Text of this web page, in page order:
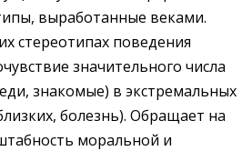
выработанные веками.
стереотипах поведения
значительного числа
знакомые) в экстремальных
болезнь). Обращает на
моральной и